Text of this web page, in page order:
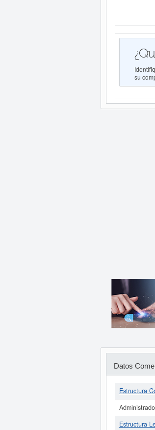
su
Datos
Estructura
Estructura